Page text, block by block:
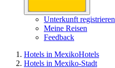
Unterkunft registrieren
Meine Reisen
Feedback
Hotels in MexikoHotels
Hotels in Mexiko-Stadt